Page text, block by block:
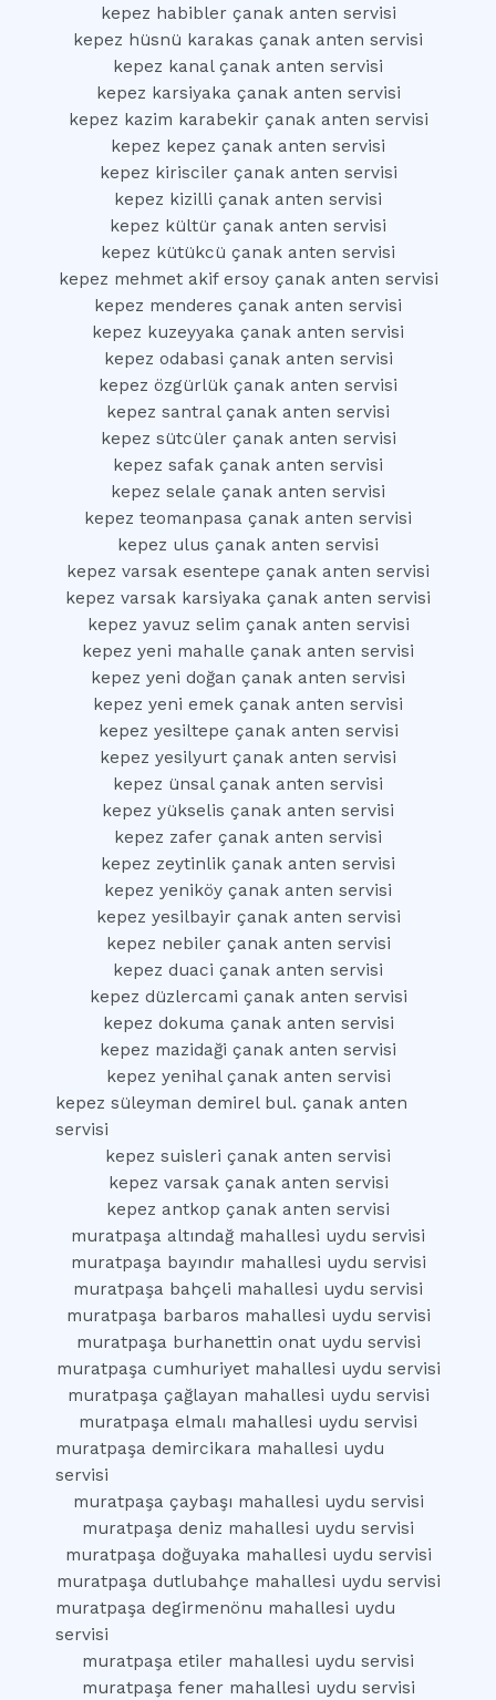
kepez habibler çanak anten servisi
kepez hüsnü karakas çanak anten servisi
kepez kanal çanak anten servisi
kepez karsiyaka çanak anten servisi
kepez kazim karabekir çanak anten servisi
kepez kepez çanak anten servisi
kepez kirisciler çanak anten servisi
kepez kizilli çanak anten servisi
kepez kültür çanak anten servisi
kepez kütükcü çanak anten servisi
kepez mehmet akif ersoy çanak anten servisi
kepez menderes çanak anten servisi
kepez kuzeyyaka çanak anten servisi
kepez odabasi çanak anten servisi
kepez özgürlük çanak anten servisi
kepez santral çanak anten servisi
kepez sütcüler çanak anten servisi
kepez safak çanak anten servisi
kepez selale çanak anten servisi
kepez teomanpasa çanak anten servisi
kepez ulus çanak anten servisi
kepez varsak esentepe çanak anten servisi
kepez varsak karsiyaka çanak anten servisi
kepez yavuz selim çanak anten servisi
kepez yeni mahalle çanak anten servisi
kepez yeni doğan çanak anten servisi
kepez yeni emek çanak anten servisi
kepez yesiltepe çanak anten servisi
kepez yesilyurt çanak anten servisi
kepez ünsal çanak anten servisi
kepez yükselis çanak anten servisi
kepez zafer çanak anten servisi
kepez zeytinlik çanak anten servisi
kepez yeniköy çanak anten servisi
kepez yesilbayir çanak anten servisi
kepez nebiler çanak anten servisi
kepez duaci çanak anten servisi
kepez düzlercami çanak anten servisi
kepez dokuma çanak anten servisi
kepez mazidaği çanak anten servisi
kepez yenihal çanak anten servisi
kepez süleyman demirel bul. çanak anten
servisi
kepez suisleri çanak anten servisi
kepez varsak çanak anten servisi
kepez antkop çanak anten servisi
muratpaşa altındağ mahallesi uydu servisi
muratpaşa bayındır mahallesi uydu servisi
muratpaşa bahçeli mahallesi uydu servisi
muratpaşa barbaros mahallesi uydu servisi
muratpaşa burhanettin onat uydu servisi
muratpaşa cumhuriyet mahallesi uydu servisi
muratpaşa çağlayan mahallesi uydu servisi
muratpaşa elmalı mahallesi uydu servisi
muratpaşa demircikara mahallesi uydu
servisi
muratpaşa çaybaşı mahallesi uydu servisi
muratpaşa deniz mahallesi uydu servisi
muratpaşa doğuyaka mahallesi uydu servisi
muratpaşa dutlubahçe mahallesi uydu servisi
muratpaşa degirmenönu mahallesi uydu
servisi
muratpaşa etiler mahallesi uydu servisi
muratpaşa fener mahallesi uydu servisi